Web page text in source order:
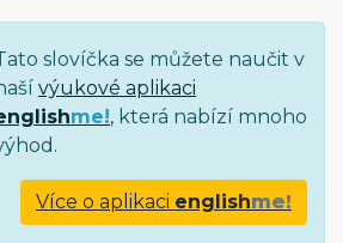
slovíčka se můžete naučit v
výukové aplikaci
me!, která nabízí mnoho
Více o aplikaci englishme!